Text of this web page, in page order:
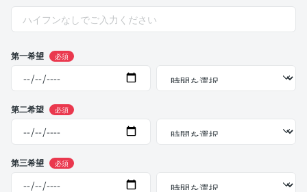
第一希望 必須
第二希望 必須
第三希望 必須